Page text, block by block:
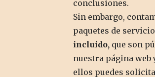
conclusiones.
Sin embargo,
paquetes de
incluido, que son
nuestra página web
ellos puedes